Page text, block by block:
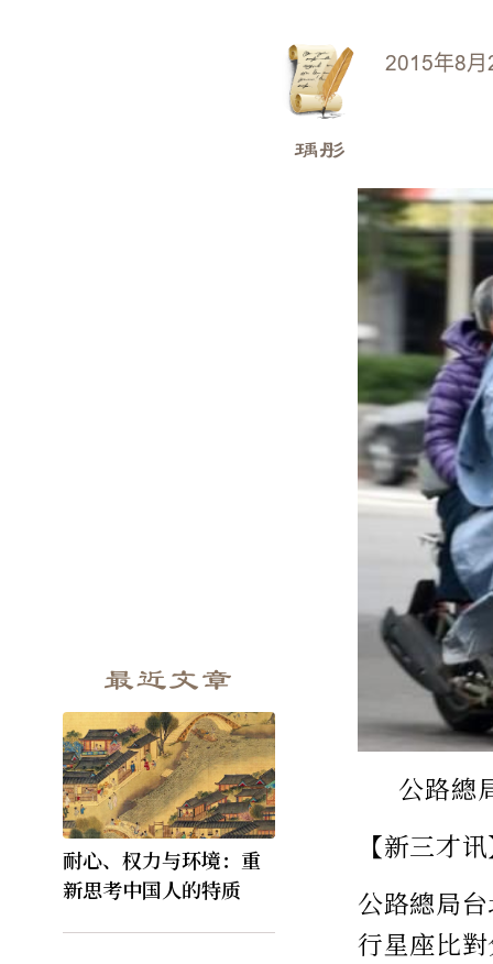
最近文章
耐心、权力与环境：重
新思考中国人的特质
2015年8
瑀彤
公路總
【新三才
公路總局
行星座比